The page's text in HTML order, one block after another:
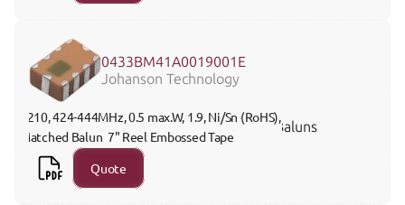
0433BM41A0019001E
Johanson Technology
1210, 424-444MHz, 0.5 max.W, 1.9, Ni/Sn (RoHS),
Matched Balun  7" Reel Embossed Tape
Baluns
Quote